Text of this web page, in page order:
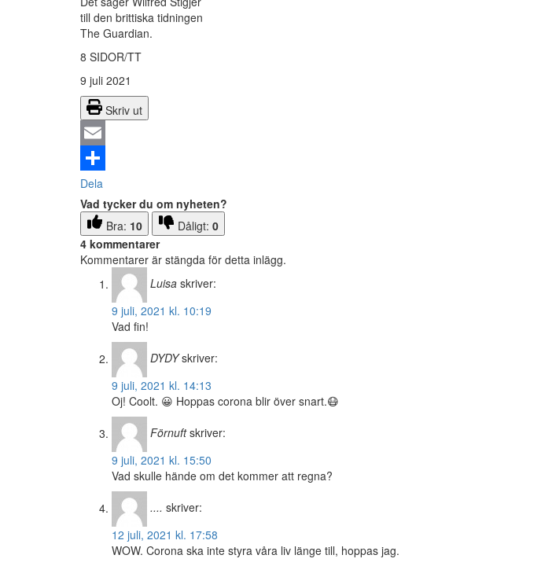
till den brittiska tidningen
The Guardian.
8 SIDOR/TT
9 juli 2021
Skriv ut
Email
Dela
Vad tycker du om nyheten?
Bra: 10 Dåligt: 0
4 kommentarer
Kommentarer är stängda för detta inlägg.
Luisa skriver:
9 juli, 2021 kl. 10:19
Vad fin!
DYDY skriver:
9 juli, 2021 kl. 14:13
Oj! Coolt. 😀 Hoppas corona blir över snart.😷
Förnuft skriver:
9 juli, 2021 kl. 15:50
Vad skulle hände om det kommer att regna?
.... skriver:
12 juli, 2021 kl. 17:58
WOW. Corona ska inte styra våra liv länge till, hoppas jag.